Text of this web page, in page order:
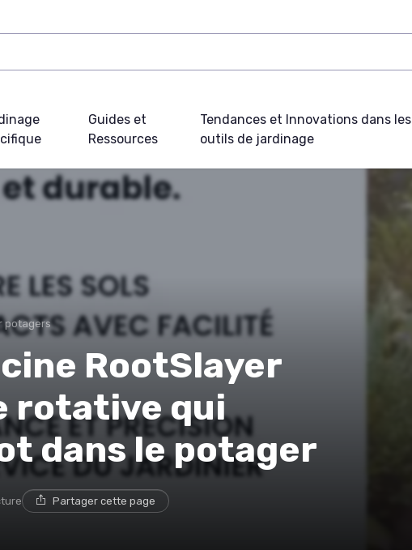
Guides et
Ressources
Tendances et Innovations dans les
outils de jardinage
potagers
RootSlayer
rotative qui
dans le potager
Partager cette page